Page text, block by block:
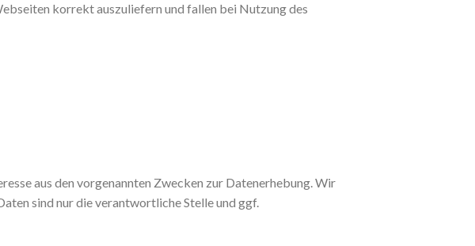
korrekt auszuliefern und fallen bei Nutzung des
aus den vorgenannten Zwecken zur Datenerhebung. Wir
sind nur die verantwortliche Stelle und ggf.